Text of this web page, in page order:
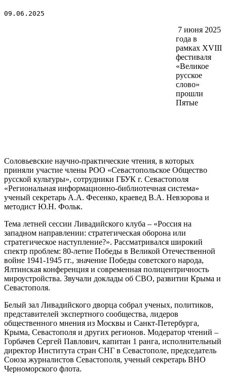
09.06.2025
7 июня 2025
года в
рамках XVIII
фестиваля
«Великое
русское
слово»
прошли
Пятые
Соловьевские научно-практические чтения, в которых
приняли участие члены РОО «Севастопольское Общество
русской культуры», сотрудники ГБУК г. Севастополя
«Региональная информационно-библиотечная система»
ученый секретарь А.А. Фесенко, краевед В.А. Невзорова и
методист Ю.Н. Фольк.
Тема летней сессии Ливадийского клуба – «Россия на
западном направлении: стратегическая оборона или
стратегическое наступление?». Рассматривался широкий
спектр проблем: 80-летие Победы в Великой Отечественной
войне 1941-1945 гг., значение Победы советского народа,
Ялтинская конференция и современная полицентричность
мироустройства. Звучали доклады об СВО, развитии Крыма и
Севастополя.
Белый зал Ливадийского дворца собрал ученых, политиков,
представителей экспертного сообщества, лидеров
общественного мнения из Москвы и Санкт-Петербурга,
Крыма, Севастополя и других регионов. Модератор чтений –
Горбачев Сергей Павлович, капитан 1 ранга, исполнительный
директор Института стран СНГ в Севастополе, председатель
Союза журналистов Севастополя, ученый секретарь ВНО
Черноморского флота.